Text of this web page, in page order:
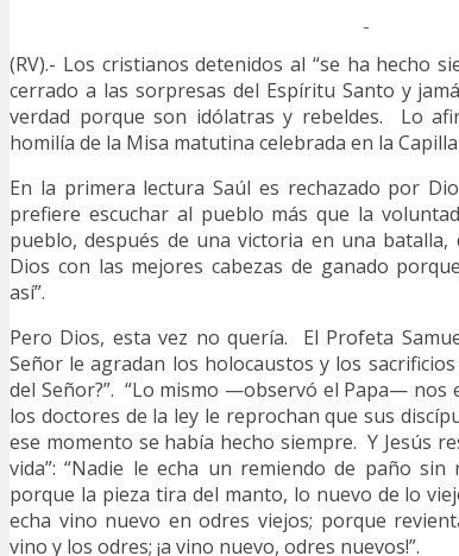
(RV).- Los cristianos detenidos al “se ha hecho
cerrado a las sorpresas del Espíritu Santo y
verdad porque son idólatras y rebeldes. Lo
homilía de la Misa matutina celebrada en la
En la primera lectura Saúl es rechazado por
prefiere escuchar al pueblo más que la
pueblo, después de una victoria en una
Dios con las mejores cabezas de ganado
así”.
Pero Dios, esta vez no quería. El Profeta
Señor le agradan los holocaustos y los
del Señor?”. “Lo mismo —observó el Papa— nos
los doctores de la ley le reprochan que sus
ese momento se había hecho siempre. Y Jesús
vida”: “Nadie le echa un remiendo de paño
porque la pieza tira del manto, lo nuevo de lo
echa vino nuevo en odres viejos; porque
vino y los odres; ¡a vino nuevo, odres nuevos!”.